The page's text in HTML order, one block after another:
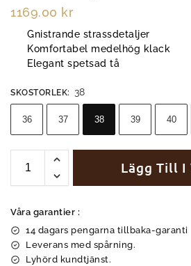
1169.00 kr
Gnistrande strassdetaljer
Komfortabel medelhög klack
Elegant spetsad tå
SKOSTORLEK: 38
36 37 38 39 40
Lägg Till I
Våra garantier :
14 dagars pengarna tillbaka-garanti
Leverans med spårning.
Lyhörd kundtjänst.